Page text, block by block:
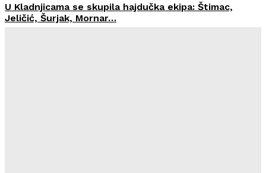
U Kladnjicama se skupila hajdučka ekipa: Štimac,
Jeličić, Šurjak, Mornar…